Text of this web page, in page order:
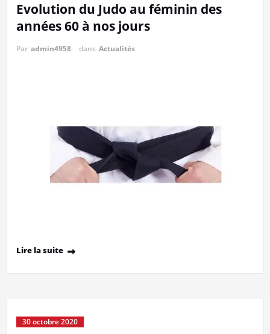
Evolution du Judo au féminin des
années 60 à nos jours
Par admin4958 dans Actualités
Lire la suite
30 octobre 2020